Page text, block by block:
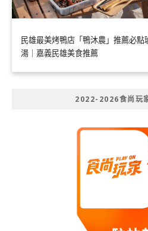
民雄最美烤鴨店「鴨沐農」推薦必
湯｜嘉義民雄美食推薦
2022-2026食尚玩